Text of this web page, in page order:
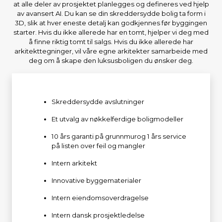
at alle deler av prosjektet planlegges og defineres ved hjelp
av avansert AI. Du kan se din skreddersydde bolig ta form i
3D, slik at hver eneste detalj kan godkjennes før byggingen
starter. Hvis du ikke allerede har en tomt, hjelper vi deg med
å finne riktig tomt til salgs. Hvis du ikke allerede har
arkitekttegninger, vil våre egne arkitekter samarbeide med
deg om å skape den luksusboligen du ønsker deg.
Skreddersydde avslutninger
Et utvalg av nøkkelferdige boligmodeller
10 års garanti på grunnmurog 1 års service
på listen over feil og mangler
Intern arkitekt
Innovative byggematerialer
Intern eiendomsoverdragelse
Intern dansk prosjektledelse